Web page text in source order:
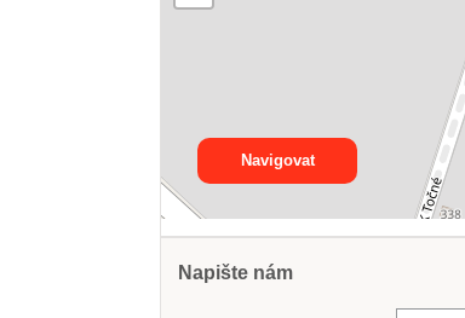
Navigovat
Napište nám